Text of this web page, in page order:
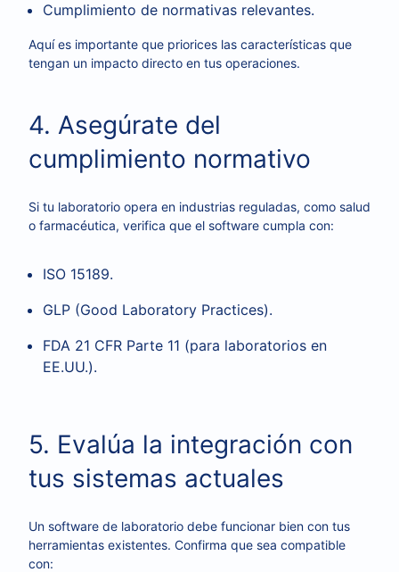
Cumplimiento de normativas relevantes.
Aquí es importante que priorices las características que
tengan un impacto directo en tus operaciones.
4. Asegúrate del
cumplimiento normativo
Si tu laboratorio opera en industrias reguladas, como salud
o farmacéutica, verifica que el software cumpla con:
ISO 15189.
GLP (Good Laboratory Practices).
FDA 21 CFR Parte 11 (para laboratorios en
EE.UU.).
5. Evalúa la integración con
tus sistemas actuales
Un software de laboratorio debe funcionar bien con tus
herramientas existentes. Confirma que sea compatible
con: